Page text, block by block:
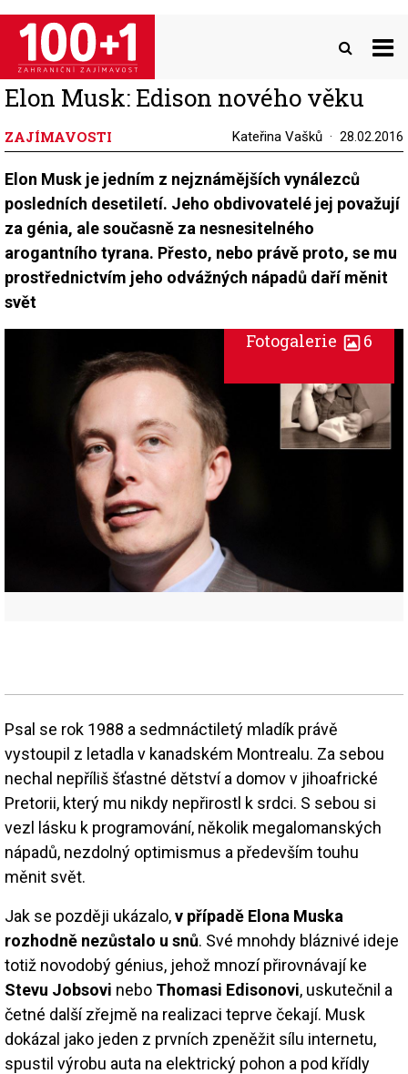
Přejít
hlavnímu
obsahu
Elon Musk: Edison nového věku
ZAJÍMAVOSTI Kateřina Vašků 28.02.2016
Elon Musk je jedním z nejznámějších vynálezců
posledních desetiletí. Jeho obdivovatelé jej považují
za génia, ale současně za nesnesitelného
arogantního tyrana. Přesto, nebo právě proto, se mu
prostřednictvím jeho odvážných nápadů daří měnit
svět
Fotogalerie 6
Psal se rok 1988 a sedmnáctiletý mladík právě
vystoupil z letadla v kanadském Montrealu. Za sebou
nechal nepříliš šťastné dětství a domov v jihoafrické
Pretorii, který mu nikdy nepřirostl k srdci. S sebou si
vezl lásku k programování, několik megalomanských
nápadů, nezdolný optimismus a především touhu
měnit svět.
Jak se později ukázalo,v případě Elona Muska
rozhodně nezůstalo u snů. Své mnohdy bláznivé ideje
totiž novodobý génius, jehož mnozí přirovnávají ke
Stevu Jobsovi nebo Thomasi Edisonovi, uskutečnil a
četné další zřejmě na realizaci teprve čekají. Musk
dokázal jako jeden z prvních zpeněžit sílu internetu,
spustil výrobu auta na elektrický pohon a pod křídly